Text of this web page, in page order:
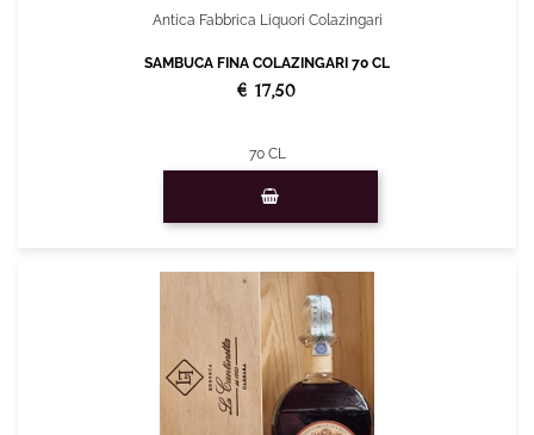
Antica Fabbrica Liquori Colazingari
SAMBUCA FINA COLAZINGARI 70 CL
€ 17,50
70 CL